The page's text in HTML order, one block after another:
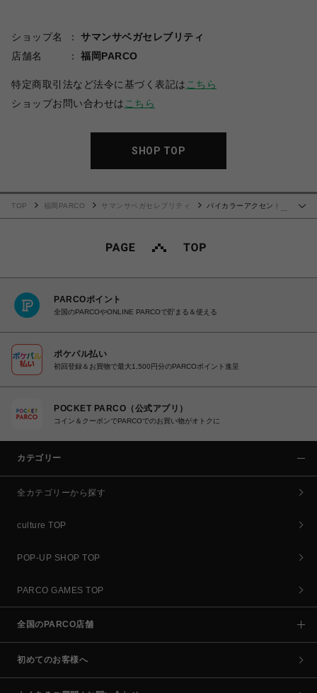
ショップ名
サマンサベガセレブリティ
店舗名
福岡PARCO
特定商取引法など法令に基づく表記は こちら
ショップお問い合わせは こちら
SHOP TOP
…
TOP 福岡PARCO サマンサベガセレブリティ
バイカラーアクセントリ
PARCOポイント
全国のPARCOやONLINE PARCOで貯まる＆使える
ポケパル払い
初回登録＆お買物で最大1,500円分のPARCOポイント進呈
POCKET PARCO（公式アプリ）
コイン＆クーポンでPARCOでのお買い物がオトクに
カテゴリー
全カテゴリーから探す
culture TOP
POP-UP SHOP TOP
PARCO GAMES TOP
全国のPARCO店舗
初めてのお客様へ